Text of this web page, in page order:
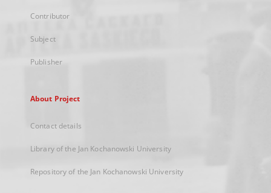
Contributor
Subject
Publisher
About Project
Contact details
Library of the Jan Kochanowski University
Repository of the Jan Kochanowski University